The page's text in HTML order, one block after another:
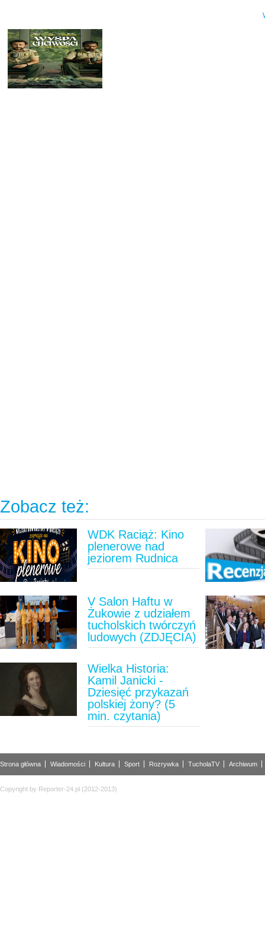
Zobacz też:
WDK Raciąż: Kino
plenerowe nad
jeziorem Rudnica
V Salon Haftu w
Żukowie z udziałem
tucholskich twórczyń
ludowych (ZDJĘCIA)
Wielka Historia:
Kamil Janicki -
Dziesięć przykazań
polskiej żony? (5
min. czytania)
Strona główna Wiadomości Kultura Sport Rozrywka TucholaTV Archiwum
Copyright by Reporter-24.pl (2012-2013)